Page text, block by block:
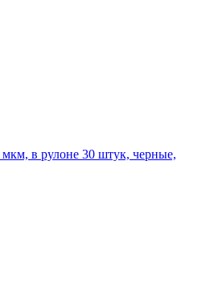
в рулоне 30 штук, черные,